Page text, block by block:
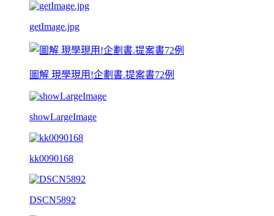
getImage.jpg
圖解 現學現用!企劃書.提案書72例
showLargeImage
kk0090168
DSCN5892